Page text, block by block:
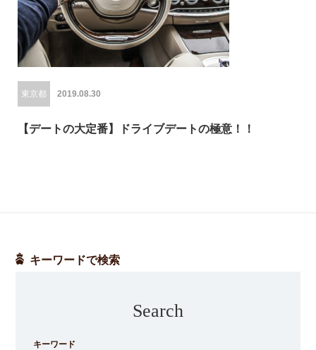
東京都 2019.08.30
【デートの大定番】ドライブデートの極意！！
キーワードで検索
Search
キーワード